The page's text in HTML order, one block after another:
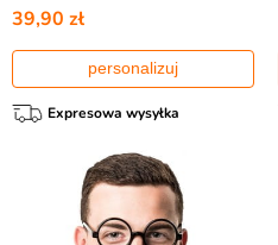
39,90 zł
personalizuj
Expresowa wysyłka